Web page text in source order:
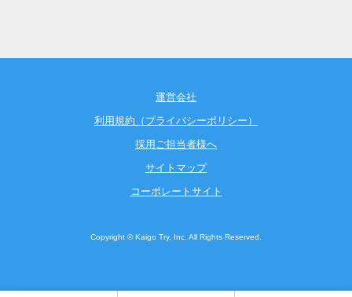
運営会社
利用規約（プライバシーポリシー）
採用ご担当者様へ
サイトマップ
コーポレートサイト
Copyright © Kaigo Try, Inc. All Rights Reserved.